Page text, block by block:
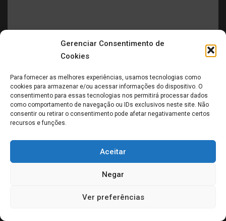
Gerenciar Consentimento de
Cookies
Para fornecer as melhores experiências, usamos tecnologias como
cookies para armazenar e/ou acessar informações do dispositivo. O
consentimento para essas tecnologias nos permitirá processar dados
como comportamento de navegação ou IDs exclusivos neste site. Não
consentir ou retirar o consentimento pode afetar negativamente certos
recursos e funções.
Aceitar
Negar
Ver preferências
Prêmio Profissionais da Música anuncia expansão
internacional
04/06/2026 scsmdigital
CALDAS NOVAS